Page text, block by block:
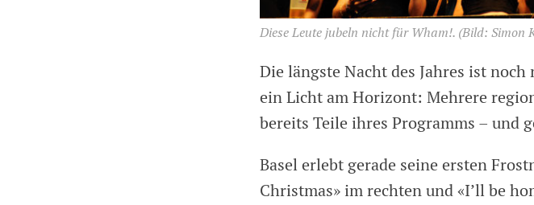
Diese Leute jubeln nicht für Wham!. (Bild: Simon
Die längste Nacht des Jahres ist
ein Licht am Horizont: Mehrere
bereits Teile ihres Programms – und
Basel erlebt gerade seine ersten
Christmas» im rechten und «I’ll be